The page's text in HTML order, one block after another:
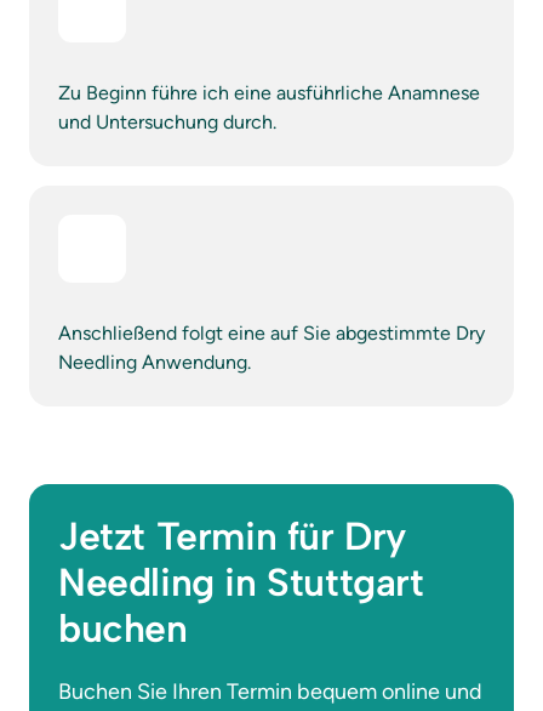
Zu Beginn führe ich eine ausführliche Anamnese
und Untersuchung durch.
Anschließend folgt eine auf Sie abgestimmte Dry
Needling Anwendung.
Jetzt Termin für Dry
Needling in Stuttgart
buchen
Buchen Sie Ihren Termin bequem online und